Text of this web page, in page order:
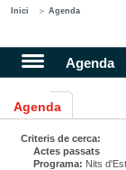
Inici Agenda
Agenda
Agenda
Criteris de cerca:
Actes passats
Programa: Nits